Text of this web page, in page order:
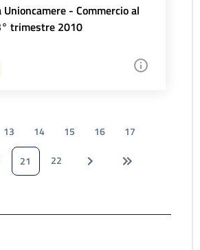
- Commercio al
trimestre 2010
13 14 15 16
17
21 22